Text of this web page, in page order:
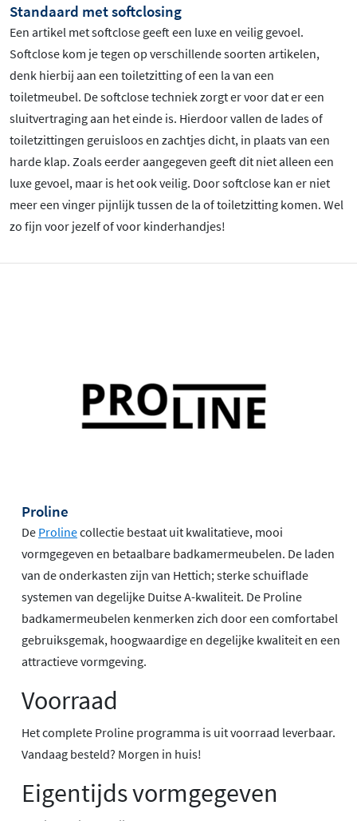
Standaard met softclosing
Een artikel met softclose geeft een luxe en veilig gevoel.
Softclose kom je tegen op verschillende soorten artikelen,
denk hierbij aan een toiletzitting of een la van een
toiletmeubel. De softclose techniek zorgt er voor dat er een
sluitvertraging aan het einde is. Hierdoor vallen de lades of
toiletzittingen geruisloos en zachtjes dicht, in plaats van een
harde klap. Zoals eerder aangegeven geeft dit niet alleen een
luxe gevoel, maar is het ook veilig. Door softclose kan er niet
meer een vinger pijnlijk tussen de la of toiletzitting komen. Wel
zo fijn voor jezelf of voor kinderhandjes!
Proline
De Prolinecollectie bestaat uit kwalitatieve, mooi
vormgegeven en betaalbare badkamermeubelen. De laden
van de onderkasten zijn van Hettich; sterke schuiflade
systemen van degelijke Duitse A-kwaliteit. De Proline
badkamermeubelen kenmerken zich door een comfortabel
gebruiksgemak, hoogwaardige en degelijke kwaliteit en een
attractieve vormgeving.
Voorraad
Het complete Proline programma is uit voorraad leverbaar.
Vandaag besteld? Morgen in huis!
Eigentijds vormgegeven